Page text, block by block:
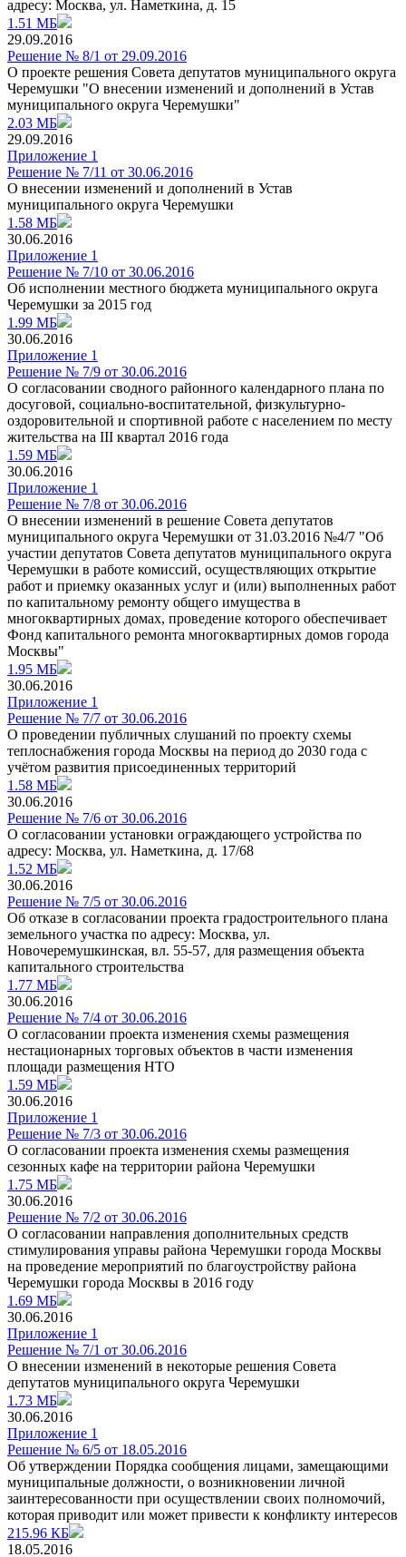
адресу: Москва, ул. Наметкина, д. 15
1.51 МБ
29.09.2016
Решение № 8/1 от 29.09.2016
О проекте решения Совета депутатов муниципального округа
Черемушки "О внесении изменений и дополнений в Устав
муниципального округа Черемушки"
2.03 МБ
29.09.2016
Приложение 1
Решение № 7/11 от 30.06.2016
О внесении изменений и дополнений в Устав
муниципального округа Черемушки
1.58 МБ
30.06.2016
Приложение 1
Решение № 7/10 от 30.06.2016
Об исполнении местного бюджета муниципального округа
Черемушки за 2015 год
1.99 МБ
30.06.2016
Приложение 1
Решение № 7/9 от 30.06.2016
О согласовании сводного районного календарного плана по
досуговой, социально-воспитательной, физкультурно-
оздоровительной и спортивной работе с населением по месту
жительства на III квартал 2016 года
1.59 МБ
30.06.2016
Приложение 1
Решение № 7/8 от 30.06.2016
О внесении изменений в решение Совета депутатов
муниципального округа Черемушки от 31.03.2016 №4/7 "Об
участии депутатов Совета депутатов муниципального округа
Черемушки в работе комиссий, осуществляющих открытие
работ и приемку оказанных услуг и (или) выполненных работ
по капитальному ремонту общего имущества в
многоквартирных домах, проведение которого обеспечивает
Фонд капитального ремонта многоквартирных домов города
Москвы"
1.95 МБ
30.06.2016
Приложение 1
Решение № 7/7 от 30.06.2016
О проведении публичных слушаний по проекту схемы
теплоснабжения города Москвы на период до 2030 года с
учётом развития присоединенных территорий
1.58 МБ
30.06.2016
Решение № 7/6 от 30.06.2016
О согласовании установки ограждающего устройства по
адресу: Москва, ул. Наметкина, д. 17/68
1.52 МБ
30.06.2016
Решение № 7/5 от 30.06.2016
Об отказе в согласовании проекта градостроительного плана
земельного участка по адресу: Москва, ул.
Новочеремушкинская, вл. 55-57, для размещения объекта
капитального строительства
1.77 МБ
30.06.2016
Решение № 7/4 от 30.06.2016
О согласовании проекта изменения схемы размещения
нестационарных торговых объектов в части изменения
площади размещения НТО
1.59 МБ
30.06.2016
Приложение 1
Решение № 7/3 от 30.06.2016
О согласовании проекта изменения схемы размещения
сезонных кафе на территории района Черемушки
1.75 МБ
30.06.2016
Решение № 7/2 от 30.06.2016
О согласовании направления дополнительных средств
стимулирования управы района Черемушки города Москвы
на проведение мероприятий по благоустройству района
Черемушки города Москвы в 2016 году
1.69 МБ
30.06.2016
Приложение 1
Решение № 7/1 от 30.06.2016
О внесении изменений в некоторые решения Совета
депутатов муниципального округа Черемушки
1.73 МБ
30.06.2016
Приложение 1
Решение № 6/5 от 18.05.2016
Об утверждении Порядка сообщения лицами, замещающими
муниципальные должности, о возникновении личной
заинтересованности при осуществлении своих полномочий,
которая приводит или может привести к конфликту интересов
215.96 КБ
18.05.2016